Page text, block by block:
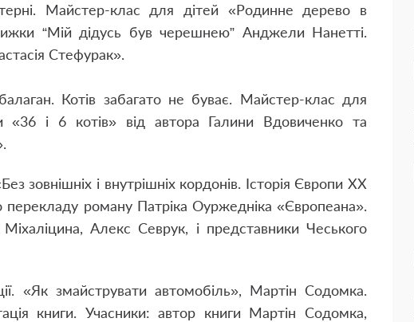
Майстер-клас для дітей «Родинне дерево в
“Мій дідусь був черешнею” Анджели Нанетті.
Стефурак».
Котів забагато не буває. Майстер-клас для
і 6 котів» від автора Галини Вдовиченко та
зовнішніх і внут­рішніх кордонів. Історія Європи XX
перекладу роману Патріка Оуржед­ніка «Європеана».
Алекс Севрук, і представники Чеського
«Як змайструвати автомобіль», Мартін Содомка.
книги. Учасники: автор книги Мартін Содомка,